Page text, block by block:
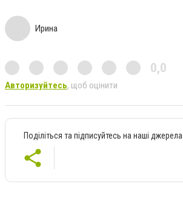
Ирина
0,0
Авторизуйтесь, щоб оцінити
Поділіться та підписуйтесь на наші джерела